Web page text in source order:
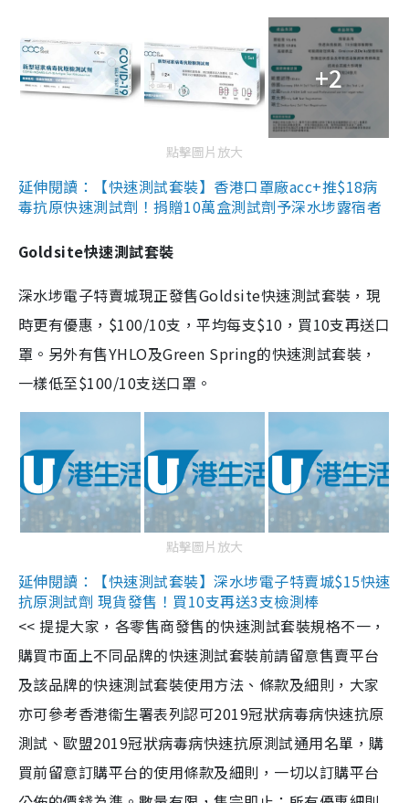
+2
點擊圖片放大
延伸閱讀：【快速測試套裝】香港口罩廠acc+推$18病
毒抗原快速測試劑！捐贈10萬盒測試劑予深水埗露宿者
Goldsite快速測試套裝
深水埗電子特賣城現正發售Goldsite快速測試套裝，現
時更有優惠，$100/10支，平均每支$10，買10支再送口
罩。另外有售YHLO及Green Spring的快速測試套裝，
一樣低至$100/10支送口罩。
點擊圖片放大
延伸閱讀：【快速測試套裝】深水埗電子特賣城$15快速
抗原測試劑 現貨發售！買10支再送3支檢測棒
<< 提提大家，各零售商發售的快速測試套裝規格不一，
購買市面上不同品牌的快速測試套裝前請留意售賣平台
及該品牌的快速測試套裝使用方法、條款及細則，大家
亦可參考香港衞生署表列認可2019冠狀病毒病快速抗原
測試、歐盟2019冠狀病毒病快速抗原測試通用名單，購
買前留意訂購平台的使用條款及細則，一切以訂購平台